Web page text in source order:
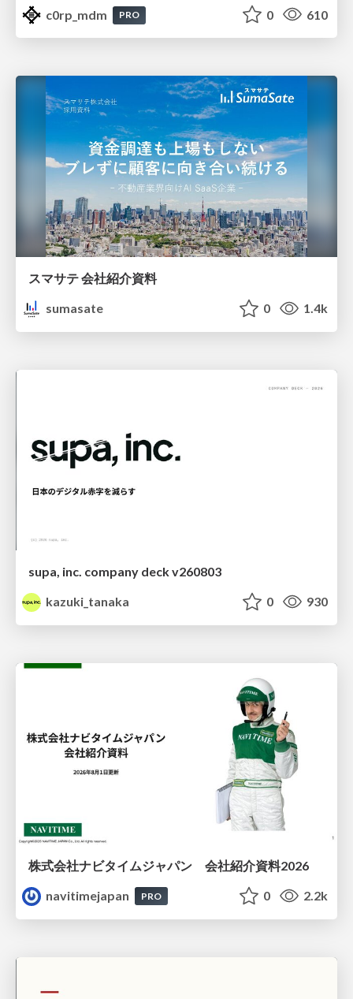
c0rp_mdm
PRO 0 610
スマサテ 会社紹介資料
sumasate
0 1.4k
supa, inc. company deck v260803
kazuki_tanaka
0 930
株式会社ナビタイムジャパン 会社紹介資料2026
navitimejapan
PRO 0 2.2k